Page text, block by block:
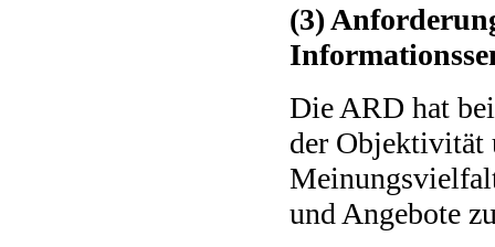
(3)
Die ARD hat
der Objektivität
und Angebote